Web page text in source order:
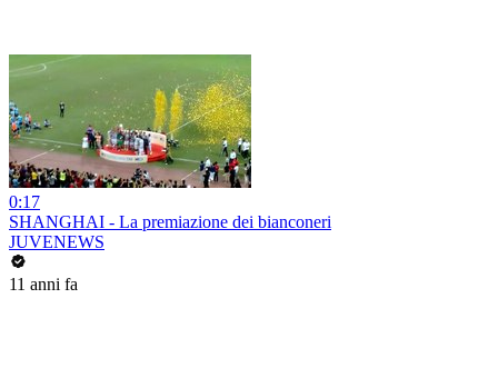
0:17
SHANGHAI - La premiazione dei bianconeri
JUVENEWS
11 anni fa